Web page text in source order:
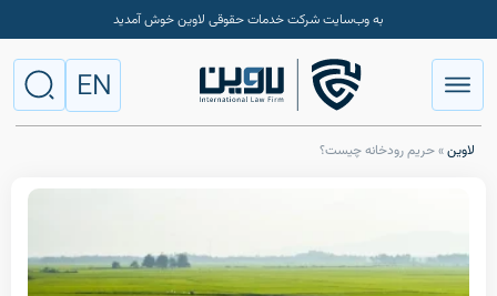
به وب‌سایت شرکت خدمات حقوقی لاوین خوش آمدید
رودخانه چیست؟